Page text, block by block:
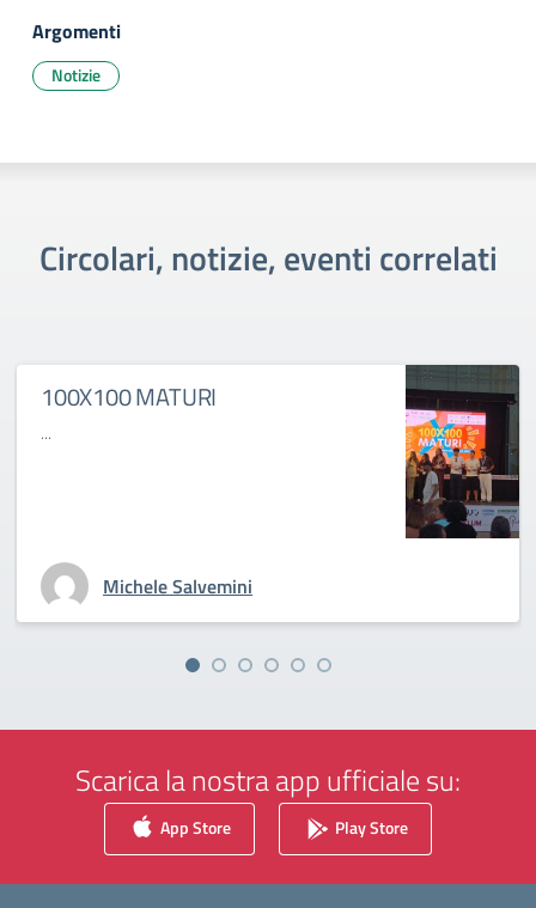
Argomenti
Notizie
Circolari, notizie, eventi correlati
100X100 MATURI
...
Michele Salvemini
Scarica la nostra app ufficiale su:
App Store Play Store